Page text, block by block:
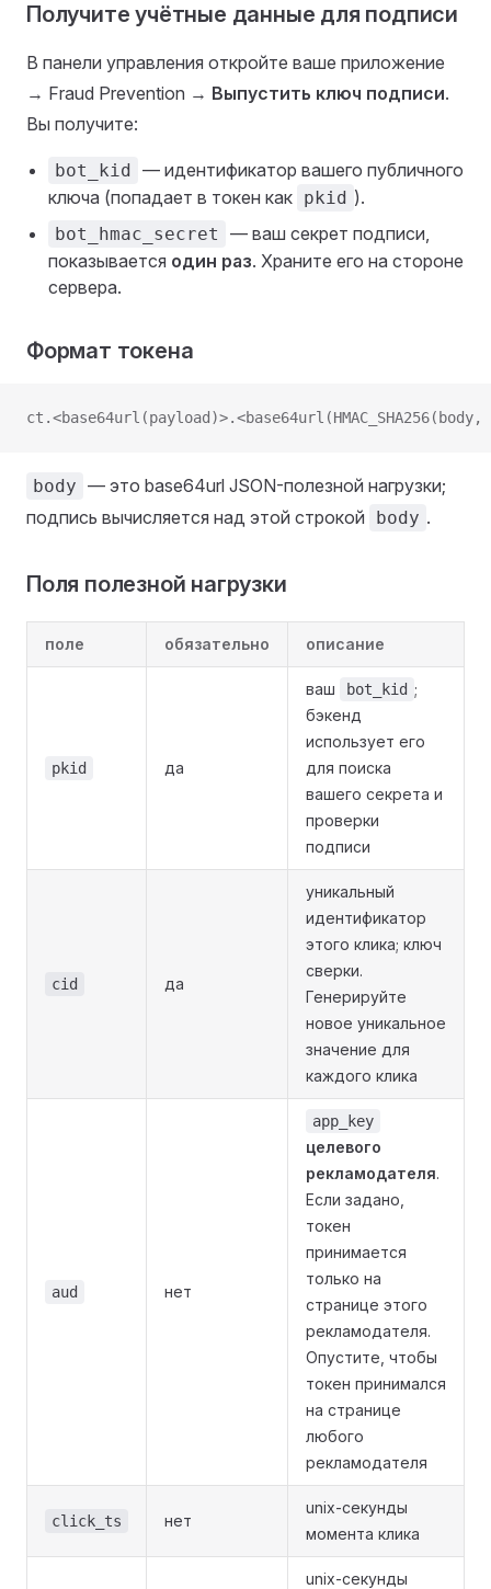
Получите учётные данные для подписи
В панели управления откройте ваше приложение
→ Fraud Prevention → Выпустить ключ подписи.
Вы получите:
bot_kid — идентификатор вашего публичного
ключа (попадает в токен как pkid ).
bot_hmac_secret
— ваш секрет подписи,
показывается один раз. Храните его на стороне
сервера.
Формат токена
body — это base64url JSON-полезной нагрузки;
подпись вычисляется над этой строкой
body .
Поля полезной нагрузки
поле обязательно описание
pkid да
ваш bot_kid ;
бэкенд
использует его
для поиска
вашего секрета и
проверки
подписи
cid да
уникальный
идентификатор
этого клика; ключ
сверки.
Генерируйте
новое уникальное
значение для
каждого клика
aud нет
app_key
целевого
рекламодателя.
Если задано,
токен
принимается
только на
странице этого
рекламодателя.
Опустите, чтобы
токен принимался
на странице
любого
рекламодателя
click_ts нет
unix-секунды
момента клика
unix-секунды